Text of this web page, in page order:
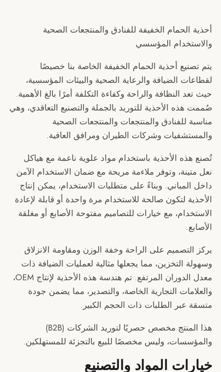
الخفيفة للفنادق والمنتجعات الصحية
المؤسسي
أحذية الحمام الخفيفة الخاصة بنا خصيصًا
الضيافة والرعاية الصحية والبيئات المؤسسية،
النظافة والراحة وكفاءة التكلفة أمرًا بالغ الأهمية.
الأحذية للتوريد بالجملة والتصنيع التعاقدي، وهي
والمنتجعات والمنتجعات الصحية
وشركات الطيران ومرافق العافية.
الأحذية باستخدام مواد علوية ناعمة مع هياكل
وتوفر ملاءمة مريحة مع ضمان الاستخدام الآمن
وبناءً على متطلبات الاستخدام، يمكن إنتاج
لتكون صالحة للاستخدام مرة واحدة أو قابلة لإعادة
مع خيارات للتصاميم مفتوحة الأصابع أو مغلقة
على الراحة وخفة الوزن ومقاومة الانزلاق
مما يجعلها مثالية لعمليات الضيافة ذات
معدل الدوران المرتفع. تم هندسة هذه الأحذية لإنتاج OEM،
التجارية الخاصة، والتصدير، مما يضمن جودة
الطلبات ذات الحجم الكبير.
هذا المنتج مخصص حصريًا لتوريد الشركات (B2B)
وليس مخصصًا للبيع بالتجزئة للمستهلكين.
المواد والتصنيع